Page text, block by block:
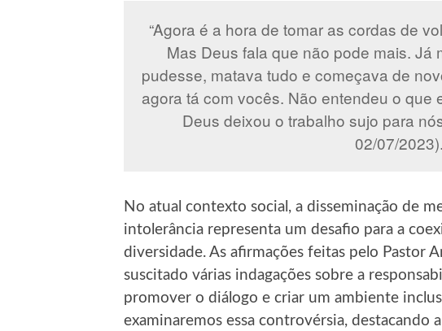
“Agora é a hora de tomar as cordas de
Mas Deus fala que não pode mais. Já
pudesse, matava tudo e começava de
agora tá com vocês. Não entendeu o que
Deus deixou o trabalho sujo para
02/07/2023).
No atual contexto social, a disseminação de
intolerância representa um desafio para a
diversidade. As afirmações feitas pelo Pastor
suscitado várias indagações sobre a
promover o diálogo e criar um ambiente
examinaremos essa controvérsia, destacando